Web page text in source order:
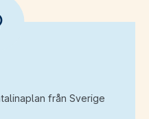
från Sverige